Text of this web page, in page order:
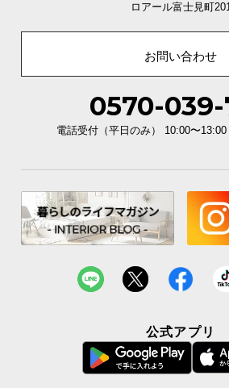
ロアール富士見町
お問い合わせ
0570-
電話受付（平日のみ） 10:00〜
公式アプリ